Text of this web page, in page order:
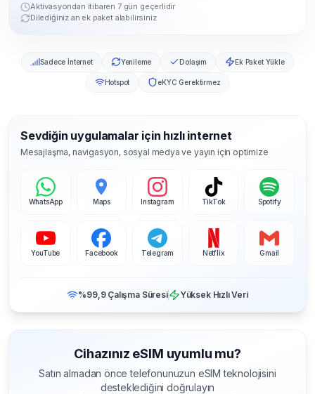
Aktivasyondan itibaren 7 gün geçerlidir
Dilediğiniz an ek paket alabilirsiniz
Sadece İnternet Yenileme Dolaşım Ek Paket Yükle
Hotspot eKYC Gerektirmez
Sevdiğin uygulamalar için hızlı internet
Mesajlaşma, navigasyon, sosyal medya ve yayın için optimize
WhatsApp Maps Instagram TikTok Spotify
YouTube Facebook Telegram Netflix Gmail
%99,9 Çalışma Süresi Yüksek Hızlı Veri
Cihazınız eSIM uyumlu mu?
Satın almadan önce telefonunuzun eSIM teknolojisini
desteklediğini doğrulayın